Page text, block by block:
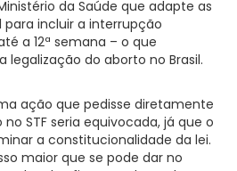
da Saúde que adapte as
incluir a interrupção
a 12ª semana – o que
legalização do aborto no Brasil.
ação que pedisse diretamente
STF seria equivocada, já que o
a constitucionalidade da lei.
maior que se pode dar no